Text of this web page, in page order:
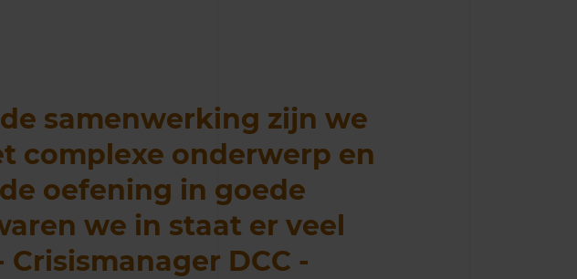
samenwerking zijn we
complexe onderwerp en
oefening in goede
we in staat er veel
DCC -